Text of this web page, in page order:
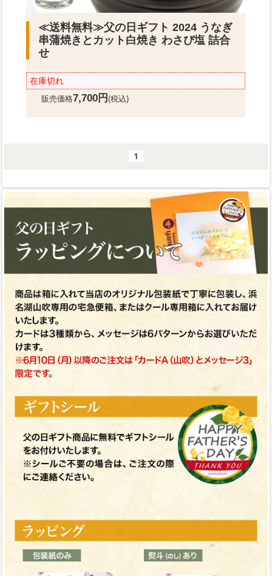
≪送料無料≫父の日ギフト 2024 うなぎ
串蒲焼きとカット白焼き わさび塩 詰合
せ
在庫切れ
販売価格7,700円(税込)
1